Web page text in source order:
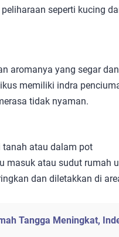
seperti kucing
aromanya yang segar
memiliki indra
tidak nyaman.
atau dalam pot
masuk atau sudut rumah
dan diletakkan di
Tangga Meningkat,